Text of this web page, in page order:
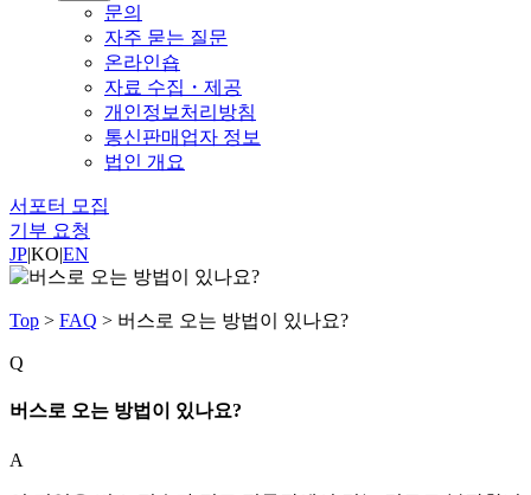
문의
자주 묻는 질문
온라인숍
자료 수집・제공
개인정보처리방침
통신판매업자 정보
법인 개요
서포터 모집
기부 요청
JP|KO|EN
Top > FAQ > 버스로 오는 방법이 있나요?
Q
버스로 오는 방법이 있나요?
A